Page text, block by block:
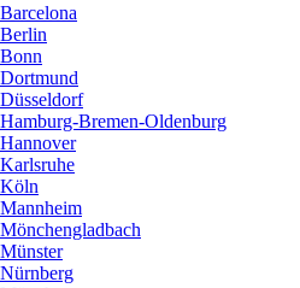
Bremen-Oldenburg